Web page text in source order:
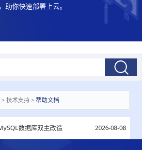
助你快速部署上云。
> 技术支持> 帮助文档
数据库双主改造 2026-08-08